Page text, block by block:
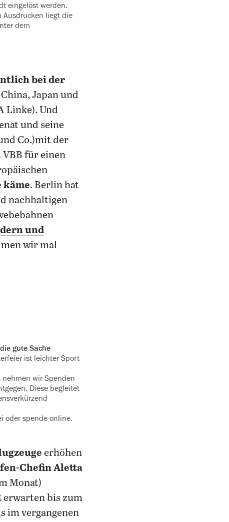
eingelöst werden.
Ausdrucken liegt die
dem
bei der
Japan und
Linke). Und
und seine
Co.)mit der
für einen
käme. Berlin hat
nachhaltigen
und
wir mal
gute Sache
ist leichter Sport
nehmen wir Spenden
Diese begleitet
oder spende online.
erhöhen
Chefin Aletta
Monat)
erwarten bis zum
im vergangenen